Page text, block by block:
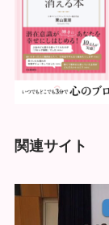
関連サイト